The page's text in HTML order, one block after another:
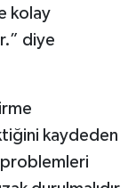
kolay
diye
kaydeden
problemleri